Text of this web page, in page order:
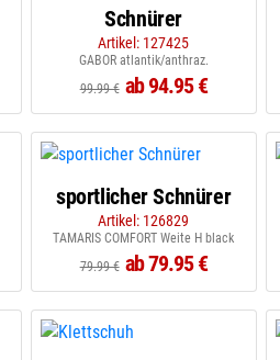
Schnürer
Artikel: 127425
GABOR atlantik/anthraz.
99.99 € ab 94.95 €
sportlicher Schnürer
Artikel: 126829
TAMARIS COMFORT Weite H black
79.99 € ab 79.95 €